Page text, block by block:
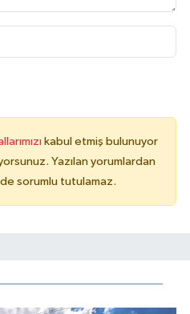
kabul etmiş bulunuyor
Yazılan yorumlardan
sorumlu tutulamaz.